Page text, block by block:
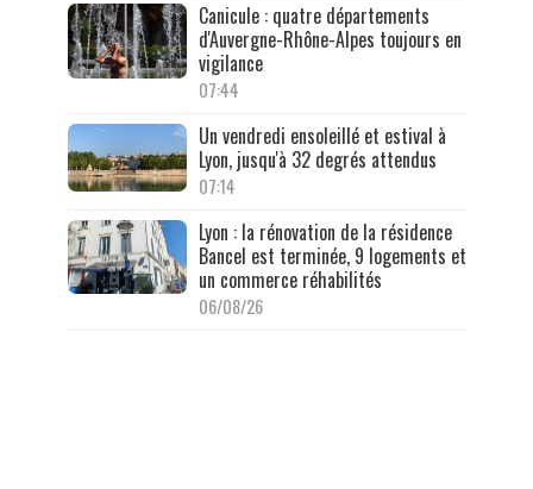
Canicule : quatre départements
d'Auvergne-Rhône-Alpes toujours en
vigilance
07:44
Un vendredi ensoleillé et estival à
Lyon, jusqu'à 32 degrés attendus
07:14
Lyon : la rénovation de la résidence
Bancel est terminée, 9 logements et
un commerce réhabilités
06/08/26